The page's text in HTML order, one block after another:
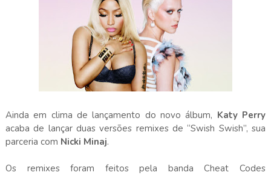
Ainda em clima de lançamento do novo álbum, Katy Perry
acaba de lançar duas versões remixes de “Swish Swish”, sua
parceria com Nicki Minaj.
Os remixes foram feitos pela banda Cheat Codes